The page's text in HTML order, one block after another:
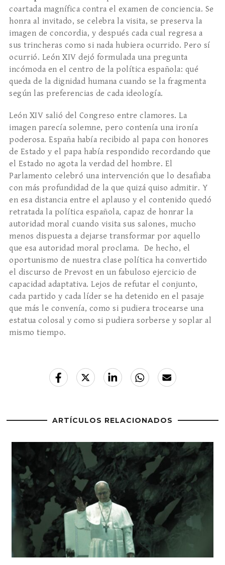
coartada magnífica contra el examen de conciencia. Se
honra al invitado, se celebra la visita, se preserva la
imagen de concordia, y después cada cual regresa a
sus trincheras como si nada hubiera ocurrido. Pero sí
ocurrió. León XIV dejó formulada una pregunta
incómoda en el centro de la política española: qué
queda de la dignidad humana cuando se la fragmenta
según las preferencias de cada ideología.
León XIV salió del Congreso entre clamores. La
imagen parecía solemne, pero contenía una ironía
poderosa. España había recibido al papa con honores
de Estado y el papa había respondido recordando que
el Estado no agota la verdad del hombre. El
Parlamento celebró una intervención que lo desafiaba
con más profundidad de la que quizá quiso admitir. Y
en esa distancia entre el aplauso y el contenido quedó
retratada la política española, capaz de honrar la
autoridad moral cuando visita sus salones, mucho
menos dispuesta a dejarse transformar por aquello
que esa autoridad moral proclama. De hecho, el
oportunismo de nuestra clase política ha convertido
el discurso de Prevost en un fabuloso ejercicio de
capacidad adaptativa. Lejos de refutar el conjunto,
cada partido y cada líder se ha detenido en el pasaje
que más le convenía, como si pudiera trocearse una
estatua colosal y como si pudiera sorberse y soplar al
mismo tiempo.
ARTÍCULOS RELACIONADOS